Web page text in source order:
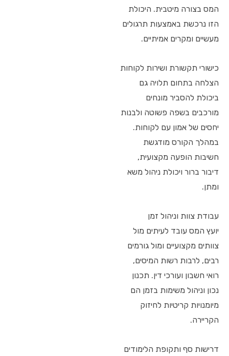
המס בצורה מיטבית. היכולת
הזו נרכשת באמצעות תרגולים
מעשיים ומקרים אמיתיים.
כישורי תקשורת ושירות לקוחות
הצלחה בתחום תלויה גם
ביכולת להסביר מונחים
מורכבים בשפה פשוטה ולבנות
יחסים של אמון עם לקוחות.
במהלך הקורס מודגשת
חשיבות הופעה מקצועית,
דיבור ברור ויכולת ניהול משא
ומתן.
עבודת צוות וניהול זמן
יועץ המס עובד לעיתים מול
צוותים מקצועיים ומול גורמים
רבים, לרבות רשות המיסים,
רואי חשבון ועורכי דין. תכנון
נכון וניהול משימות בזמן הם
מיומנויות קריטיות לחיזוק
הקריירה.
דרישות סף ותקופת הלימודים